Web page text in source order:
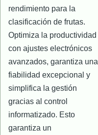
rendimiento para la
clasificación de frutas.
Optimiza la productividad
con ajustes electrónicos
avanzados, garantiza una
fiabilidad excepcional y
simplifica la gestión
gracias al control
informatizado. Esto
garantiza un